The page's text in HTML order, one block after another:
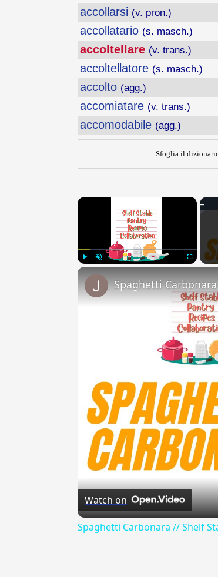
accollarsi (v. pron.)
accollatario (s. masch.)
accoltellare (v. trans.)
accoltellatore (s. masch.)
accolto (agg.)
accomiatare (v. trans.)
accomodabile (agg.)
Sfoglia il
×
Spaghetti
Watch on
Spaghetti Carbonara // Shelf